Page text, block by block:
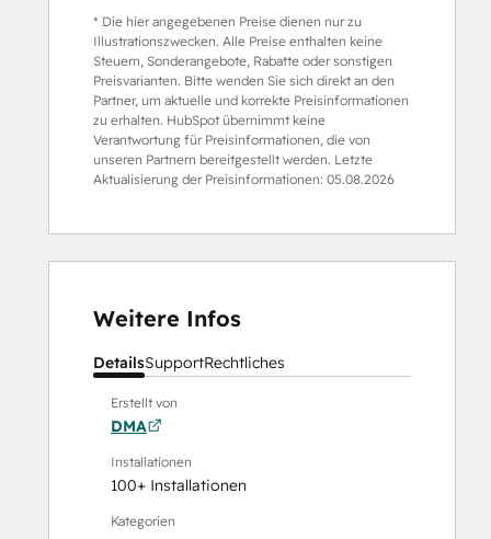
* Die hier angegebenen Preise dienen nur zu
Illustrationszwecken. Alle Preise enthalten keine
Steuern, Sonderangebote, Rabatte oder sonstigen
Preisvarianten. Bitte wenden Sie sich direkt an den
Partner, um aktuelle und korrekte Preisinformationen
zu erhalten. HubSpot übernimmt keine
Verantwortung für Preisinformationen, die von
unseren Partnern bereitgestellt werden. Letzte
Aktualisierung der Preisinformationen: 05.08.2026
Weitere Infos
DetailsSupportRechtliches
Erstellt von
DMA
Installationen
100+ Installationen
Kategorien